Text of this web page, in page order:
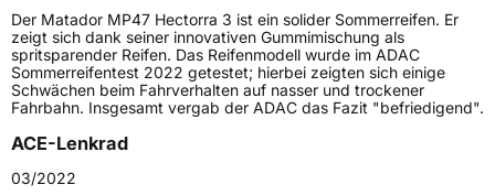
Lastindex92
Höchstlast630 kg
Gewicht (in kg)8,96 kg
Der Matador MP47 Hectorra 3 ist ein solider Sommerreifen. Er
zeigt sich dank seiner innovativen Gummimischung als
spritsparender Reifen. Das Reifenmodell wurde im ADAC
Sommerreifentest 2022 getestet; hierbei zeigten sich einige
Schwächen beim Fahrverhalten auf nasser und trockener
Fahrbahn. Insgesamt vergab der ADAC das Fazit "befriedigend".
ACE-Lenkrad
03/2022